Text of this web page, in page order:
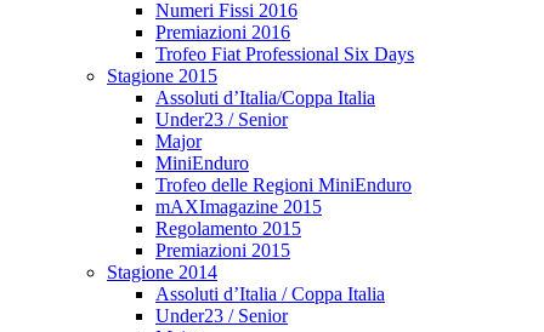
Numeri Fissi 2016
Premiazioni 2016
Trofeo Fiat Professional Six Days
Stagione 2015
Assoluti d’Italia/Coppa Italia
Under23 / Senior
Major
MiniEnduro
Trofeo delle Regioni MiniEnduro
mAXImagazine 2015
Regolamento 2015
Premiazioni 2015
Stagione 2014
Assoluti d’Italia / Coppa Italia
Under23 / Senior